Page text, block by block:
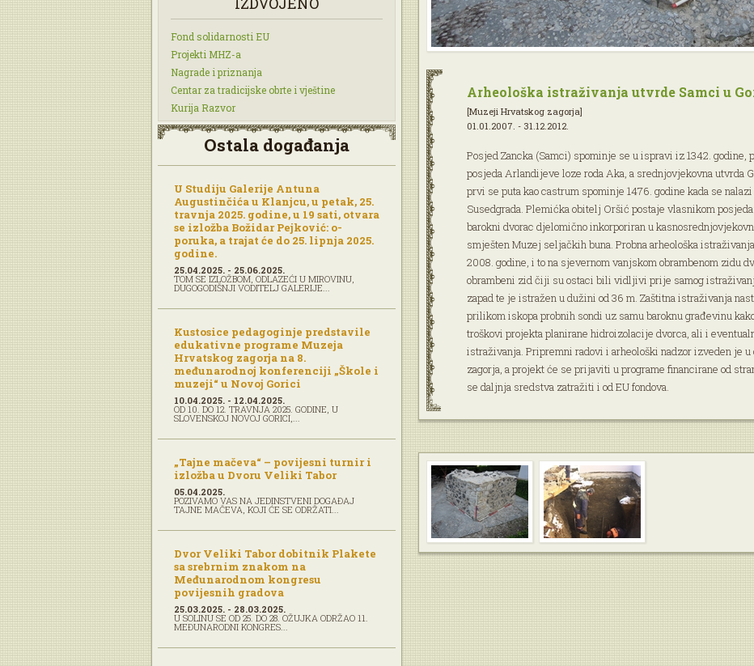
Fond solidarnosti EU
Projekti MHZ-a
Nagrade i priznanja
Centar za tradicijske obrte i vještine
Kurija Razvor
Ostala događanja
U Studiju Galerije Antuna
Augustinčića u Klanjcu, u petak, 25.
travnja 2025. godine, u 19 sati, otvara
se izložba Božidar Pejković: o-
poruka, a trajat će do 25. lipnja 2025.
godine.
25.04.2025. - 25.06.2025.
TOM SE IZLOŽBOM, ODLAZEĆI U MIROVINU,
DUGOGODIŠNJI VODITELJ GALERIJE...
Kustosice pedagoginje predstavile
edukativne programe Muzeja
Hrvatskog zagorja na 8.
međunarodnoj konferenciji „Škole i
muzeji“ u Novoj Gorici
10.04.2025. - 12.04.2025.
OD 10. DO 12. TRAVNJA 2025. GODINE, U
SLOVENSKOJ NOVOJ GORICI,...
„Tajne mačeva“ – povijesni turnir i
izložba u Dvoru Veliki Tabor
05.04.2025.
POZIVAMO VAS NA JEDINSTVENI DOGAĐAJ
TAJNE MAČEVA, KOJI ĆE SE ODRŽATI...
Dvor Veliki Tabor dobitnik Plakete
sa srebrnim znakom na
Međunarodnom kongresu
povijesnih gradova
25.03.2025. - 28.03.2025.
U SOLINU SE OD 25. DO 28. OŽUJKA ODRŽAO 11.
MEĐUNARODNI KONGRES...
Arheološka istraživanja utvrde Samci u
[Muzeji Hrvatskog zagorja]
01.01.2007. - 31.12.2012.
Posjed Zancka (Samci) spominje se u ispravi iz 1342.
posjeda Arlandijeve loze roda Aka, a srednjovjekovna utvrda
prvi se puta kao castrum spominje 1476. godine kada se
Susedgrada. Plemićka obitelj Oršić postaje vlasnikom
barokni dvorac djelomično inkorporiran u
smješten Muzej seljačkih buna. Probna arheološka
2008. godine, i to na sjevernom vanjskom obrambenom zidu
obrambeni zid čiji su ostaci bili vidljivi prije samog
zapad te je istražen u dužini od 36 m. Zaštitna istraživanja
prilikom iskopa probnih sondi uz samu baroknu građevinu
troškovi projekta planirane hidroizolacije dvorca, ali i
istraživanja. Pripremni radovi i arheološki nadzor izveden je
zagorja, a projekt će se prijaviti u programe financirane od
se daljnja sredstva zatražiti i od EU fondova.